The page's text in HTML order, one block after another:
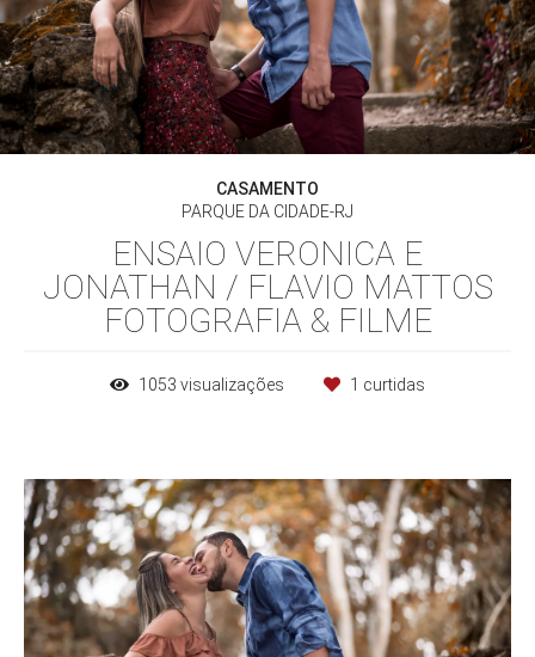
CASAMENTO
PARQUE DA CIDADE-RJ
ENSAIO VERONICA E
JONATHAN / FLAVIO MATTOS
FOTOGRAFIA & FILME
1053 visualizações 1 curtidas